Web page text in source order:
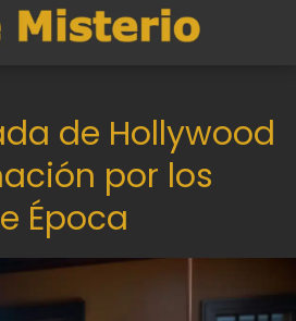
de Hollywood
por los
Época